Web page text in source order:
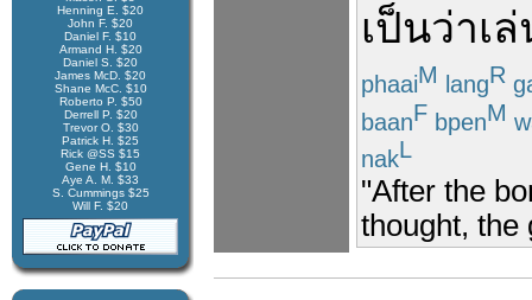
Henning E. $20
John F. $20
Daniel F. $10
Armand H. $20
Daniel S. $20
James McD. $20
Shane McC. $10
Roberto P. $50
Derrell P. $20
Trevor O. $30
Patrick H. $25
Rick @SS $15
Gene H. $10
Aye A. M. $33
S. Cummings $25
Will F. $20
เป็นว่าเ
phaaiM langR
baanF bpenM
nakL
"After the
thought, the